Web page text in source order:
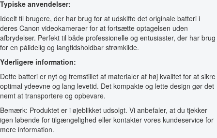
Typiske anvendelser:
Ideelt til brugere, der har brug for at udskifte det originale batteri i
deres Canon videokameraer for at fortsætte optagelsen uden
afbrydelser. Perfekt til både professionelle og entusiaster, der har brug
for en pålidelig og langtidsholdbar strømkilde.
Yderligere information:
Dette batteri er nyt og fremstillet af materialer af høj kvalitet for at sikre
optimal ydeevne og lang levetid. Det kompakte og lette design gør det
nemt at transportere og opbevare.
Bemærk: Produktet er i øjeblikket udsolgt. Vi anbefaler, at du tjekker
igen løbende for tilgængelighed eller kontakter vores kundeservice for
mere information.